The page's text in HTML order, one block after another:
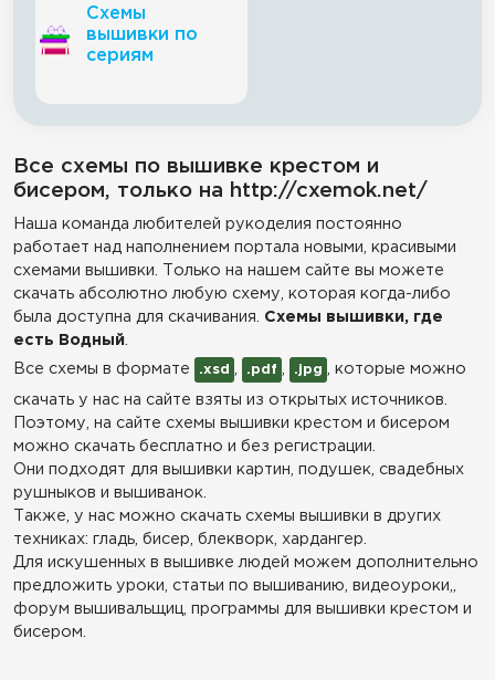
Схемы
вышивки по
сериям
Все схемы по вышивке крестом и
бисером, только на http://cxemok.net/
Наша команда любителей рукоделия постоянно
работает над наполнением портала новыми, красивыми
схемами вышивки. Только на нашем сайте вы можете
скачать абсолютно любую схему, которая когда-либо
была доступна для скачивания. Схемы вышивки, где
есть Водный
Все схемы в формате
.xsd .pdf .jpg , которые можно
скачать у нас на сайте взяты из открытых источников.
Поэтому, на сайте схемы вышивки крестом и бисером
можно скачать бесплатно и без регистрации.
Они подходят для вышивки картин, подушек, свадебных
рушныков и вышиванок.
Также, у нас можно скачать схемы вышивки в других
техниках: гладь, бисер, блекворк, хардангер.
Для искушенных в вышивке людей можем дополнительно
предложить уроки, статьи по вышиванию, видеоуроки,,
форум вышивальщиц, программы для вышивки крестом и
бисером.